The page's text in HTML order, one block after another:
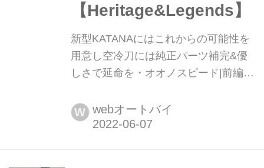
【Heritage&Legends】
新型KATANAにはこれからの可能性を
用意し空冷刀には純正パーツ補完&優
しさで延命を・オオノスピード|前編
は足まわりを始め多くのオリジナルパ
ーツを供給し、KATANAにも車両を身
W webオートバイ